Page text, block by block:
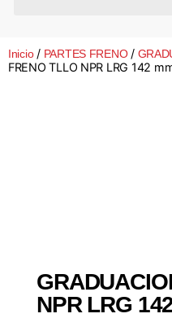
Inicio/ PARTES FRENO/
FRENO TLLO NPR LRG 142
NPR LRG